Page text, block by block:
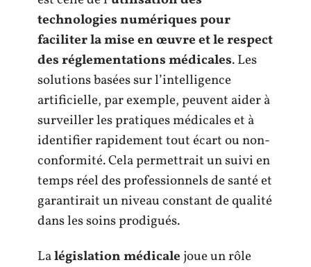
technologies numériques pour
faciliter la mise en œuvre et le respect
des réglementations médicales. Les
solutions basées sur l’intelligence
artificielle, par exemple, peuvent aider à
surveiller les pratiques médicales et à
identifier rapidement tout écart ou non-
conformité. Cela permettrait un suivi en
temps réel des professionnels de santé et
garantirait un niveau constant de qualité
dans les soins prodigués.
Lalégislation médicalejoue un rôle